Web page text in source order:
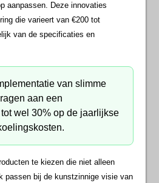
aanpassen. Deze innovaties
die varieert van €200 tot
van de specificaties en
van slimme
aan een
wel 30% op de jaarlijkse
te kiezen die niet alleen
passen bij de kunstzinnige visie van